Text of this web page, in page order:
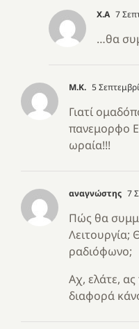
Χ.Α 7
…θα
Μ.Κ. 5
Γιατί
πανεμορφο
ωραία!!!
αναγνώστης 7
Πώς θα
Λειτουργία;
ραδιόφωνο;
Αχ, ελάτε,
διαφορά